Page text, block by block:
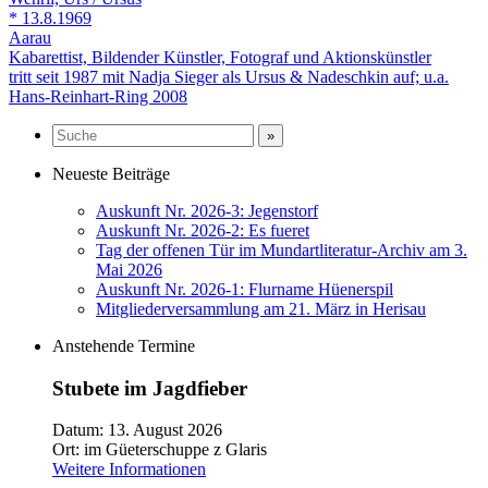
* 13.8.1969
Aarau
Kabarettist, Bildender Künstler, Fotograf und Aktionskünstler
tritt seit 1987 mit Nadja Sieger als Ursus & Nadeschkin auf; u.a.
Hans-Reinhart-Ring 2008
Neueste Beiträge
Auskunft Nr. 2026-3: Jegenstorf
Auskunft Nr. 2026-2: Es fueret
Tag der offenen Tür im Mundartliteratur-Archiv am 3.
Mai 2026
Auskunft Nr. 2026-1: Flurname Hüenerspil
Mitgliederversammlung am 21. März in Herisau
Anstehende Termine
Stubete im Jagdfieber
Datum: 13. August 2026
Ort: im Güeterschuppe z Glaris
Weitere Informationen